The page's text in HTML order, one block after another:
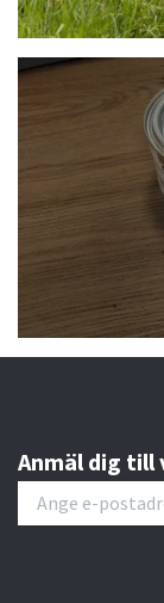
Anmäl dig till